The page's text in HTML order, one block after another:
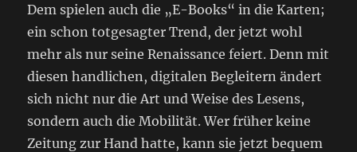
Dem spielen auch die „E-Books“ in die Karten;
ein schon totgesagter Trend, der jetzt wohl
mehr als nur seine Renaissance feiert. Denn mit
diesen handlichen, digitalen Begleitern ändert
sich nicht nur die Art und Weise des Lesens,
sondern auch die Mobilität. Wer früher keine
Zeitung zur Hand hatte, kann sie jetzt bequem